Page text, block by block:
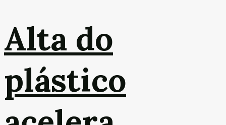
Alta do
plástico